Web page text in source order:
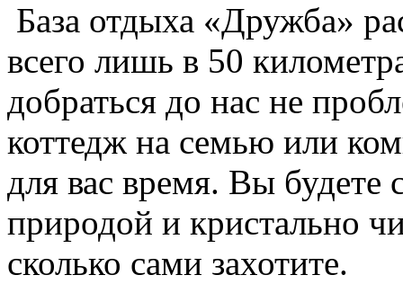
База отдыха «Дружба»
всего лишь в 50
добраться до нас не
коттедж на семью или
для вас время. Вы будете
природой и кристально
сколько сами захотите.